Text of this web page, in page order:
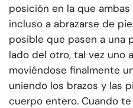
posición en la que
incluso a abrazarse de
posible que pasen a una
lado del otro, tal vez uno
moviéndose finalmente
uniendo los brazos y las
cuerpo entero. Cuando